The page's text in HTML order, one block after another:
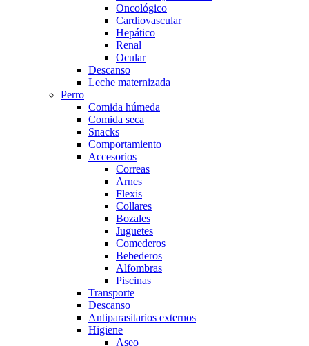
Oncológico
Cardiovascular
Hepático
Renal
Ocular
Descanso
Leche maternizada
Perro
Comida húmeda
Comida seca
Snacks
Comportamiento
Accesorios
Correas
Arnes
Flexis
Collares
Bozales
Juguetes
Comederos
Bebederos
Alfombras
Piscinas
Transporte
Descanso
Antiparasitarios externos
Higiene
Aseo